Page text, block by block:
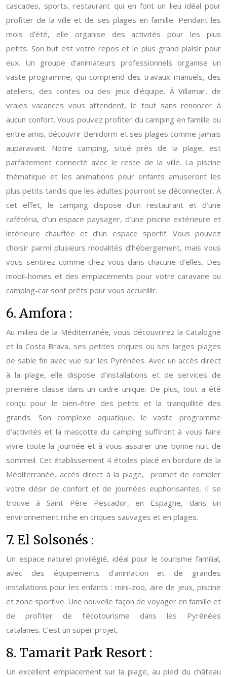
cascades, sports, restaurant qui en font un lieu idéal pour
profiter de la ville et de ses plages en famille. Pendant les
mois d’été, elle organise des activités pour les plus
petits. Son but est votre repos et le plus grand plaisir pour
eux. Un groupe d’animateurs professionnels organise un
vaste programme, qui comprend des travaux manuels, des
ateliers, des contes ou des jeux d’équipe. À Villamar, de
vraies vacances vous attendent, le tout sans renoncer à
aucun confort. Vous pouvez profiter du camping en famille ou
entre amis, découvrir Benidorm et ses plages comme jamais
auparavant. Notre camping, situé près de la plage, est
parfaitement connecté avec le reste de la ville. La piscine
thématique et les animations pour enfants amuseront les
plus petits tandis que les adultes pourront se déconnecter. À
cet effet, le camping dispose d’un restaurant et d’une
cafétéria, d’un espace paysager, d’une piscine extérieure et
intérieure chauffée et d’un espace sportif. Vous pouvez
choisir parmi plusieurs modalités d’hébergement, mais vous
vous sentirez comme chez vous dans chacune d’elles. Des
mobil-homes et des emplacements pour votre caravane ou
camping-car sont prêts pour vous accueillir.
6. Amfora :
Au milieu de la Méditerranée, vous découvrirez la Catalogne
et la Costa Brava, ses petites criques ou ses larges plages
de sable fin avec vue sur les Pyrénées. Avec un accès direct
à la plage, elle dispose d’installations et de services de
première classe dans un cadre unique. De plus, tout a été
conçu pour le bien-être des petits et la tranquillité des
grands. Son complexe aquatique, le vaste programme
d’activités et la mascotte du camping suffiront à vous faire
vivre toute la journée et à vous assurer une bonne nuit de
sommeil. Cet établissement 4 étoiles placé en bordure de la
Méditerranée, accès direct à la plage, promet de combler
votre désir de confort et de journées euphorisantes. Il se
trouve à Saint Père Pescador, en Espagne, dans un
environnement riche en criques sauvages et en plages.
7. El Solsonés :
Un espace naturel privilégié, idéal pour le tourisme familial,
avec des équipements d’animation et de grandes
installations pour les enfants : mini-zoo, aire de jeux, piscine
et zone sportive. Une nouvelle façon de voyager en famille et
de profiter de l’écotourisme dans les Pyrénées
catalanes. C’est un super projet.
8. Tamarit Park Resort :
Un excellent emplacement sur la plage, au pied du château